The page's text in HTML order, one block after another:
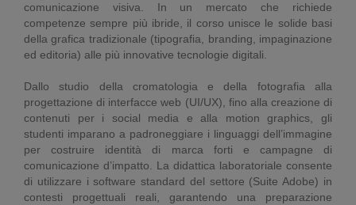
comunicazione visiva. In un mercato che richiede
competenze sempre più ibride, il corso unisce le solide basi
della grafica tradizionale (tipografia, branding, impaginazione
ed editoria) alle più innovative tecnologie digitali.
Dallo studio della cromatologia e della fotografia alla
progettazione di interfacce web (UI/UX), fino alla creazione di
contenuti per i social media e alla motion graphics, gli
studenti imparano a padroneggiare i linguaggi dell’immagine
per costruire identità di marca forti e campagne di
comunicazione d’impatto. La didattica laboratoriale consente
di utilizzare i software standard del settore (Suite Adobe) in
contesti progettuali reali, garantendo una preparazione